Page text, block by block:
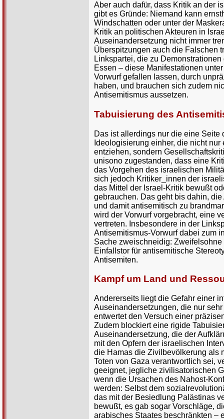
Aber auch dafür, dass Kritik an der
gibt es Gründe: Niemand kann
Windschatten oder unter der
Kritik an politischen Akteuren in
Auseinandersetzung nicht immer
Überspitzungen auch die Falschen
Linkspartei, die zu
Essen – diese Manifestationen
Vorwurf gefallen lassen, durch
haben, und brauchen sich zudem
Antisemitismus aussetzen.
Tabuisierung des
Das ist allerdings nur die eine Seite
Ideologisierung einher, die nicht
entziehen, sondern
unisono zugestanden, dass eine
das Vorgehen des israelischen
sich jedoch Kritiker_innen der
das Mittel der Israel-Kritik bewußt
gebrauchen. Das geht bis dahin,
und damit antisemitisch zu
wird der Vorwurf vorgebracht, eine
vertreten. Insbesondere in der
Antisemitismus-Vorwurf dabei zum
Sache zweischneidig:
Einfallstor für antisemitische
Antisemiten.
Kampf um Land und
Andererseits liegt die Gefahr einer
Auseinandersetzungen, die nur
entwertet den Versuch einer
Zudem blockiert eine rigide
Auseinandersetzung, die der
mit den Opfern der israelischen
die Hamas die Zivilbevölkerung als
Toten von Gaza verantwortlich sei,
geeignet, jegliche zivilisatorischen
wenn die Ursachen des Nahost-
werden: Selbst dem
das mit der Besiedlung Palästinas
bewußt, es gab sogar Vorschläge,
arabisches Staates beschränkten –